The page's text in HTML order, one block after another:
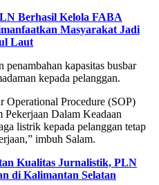
Berhasil Kelola FABA
Masyarakat Jadi
Laut
penambahan kapasitas busbar
kepada pelanggan.
Operational Procedure (SOP)
Dalam Keadaan
listrik kepada pelanggan tetap
imbuh Salam.
Kualitas Jurnalistik, PLN
di Kalimantan Selatan